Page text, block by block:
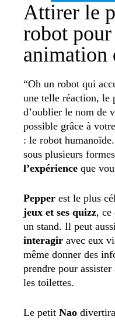
Attirer le
robot
animation
“Oh un robot qui
une telle réaction, le
d’oublier le nom de
possible grâce à
: le robot
sous plusieurs
l’expérience que
Pepper est le plus
jeux et ses quizz, ce
un stand. Il peut
interagir avec eux
même donner des
prendre pour
les toilettes.
Le petit Nao